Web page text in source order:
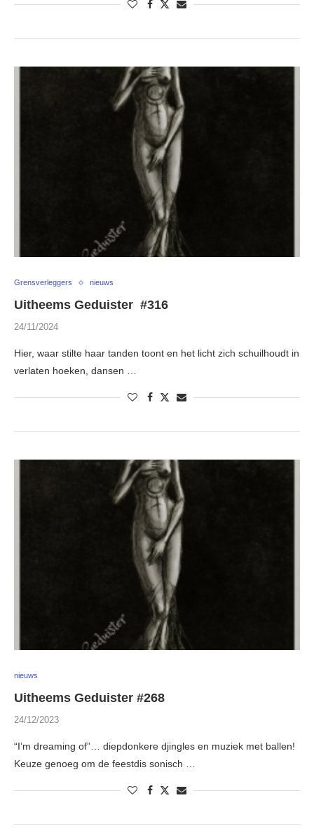
Grensverleggers nieuws
Uitheems Geduister #316
24/11/2024
Hier, waar stilte haar tanden toont en het licht zich schuilhoudt in
verlaten hoeken, dansen …
nieuws
Uitheems Geduister #268
24/12/2023
“I’m dreaming of”… diepdonkere djingles en muziek met ballen!
Keuze genoeg om de feestdis sonisch …